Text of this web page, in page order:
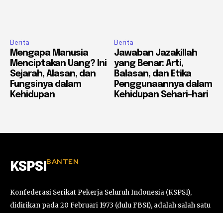
Berita
Mengapa Manusia
Menciptakan Uang? Ini
Sejarah, Alasan, dan
Fungsinya dalam
Kehidupan
Berita
Jawaban Jazakillah
yang Benar: Arti,
Balasan, dan Etika
Penggunaannya dalam
Kehidupan Sehari-hari
KSPSI BANTEN
Konfederasi Serikat Pekerja Seluruh Indonesia (KSPSI),
didirikan pada 20 Februari 1973 (dulu FBSI), adalah salah satu